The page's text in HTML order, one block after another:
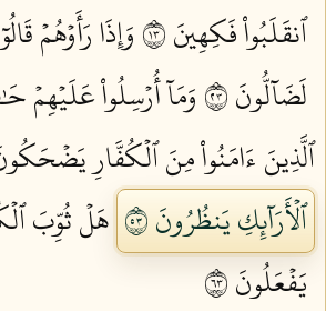
ٱنقَلَبُواْ فَكِهِينَ ٣١
وَإِذَا رَأَوۡهُمۡ
لَضَآلُّونَ ٣٢
وَمَآ أُرۡسِلُواْ عَلَيۡهِمۡ
ٱلَّذِينَ ءَامَنُواْ مِنَ ٱلۡكُفَّارِ يَضۡحَكُونَ
ٱلۡأَرَآئِكِ يَنظُرُونَ ٣٥
هَلۡ ثُوِّبَ
يَفۡعَلُونَ ٣٦